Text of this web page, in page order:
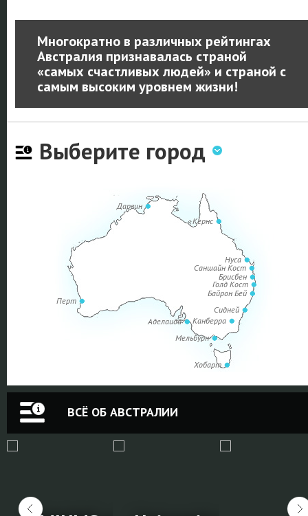
Многократно в различных рейтингах
Австралия признавалась страной
«самых счастливых людей» и страной с
самым высоким уровнем жизни!
Выберите город
Сидней
Аделаида
Байрон Бей
Брисбен
Голд Кост
Канберра
Кернс
Мельбурн
Перт
Саншайн Кост
Хобарт
Нуса
Дарвин
ВСЁ ОБ АВСТРАЛИИ